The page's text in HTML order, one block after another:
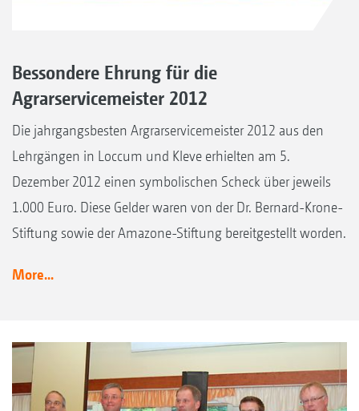
Bessondere Ehrung für die
Agrarservicemeister 2012
Die jahrgangsbesten Argrarservicemeister 2012 aus den
Lehrgängen in Loccum und Kleve erhielten am 5.
Dezember 2012 einen symbolischen Scheck über jeweils
1.000 Euro. Diese Gelder waren von der Dr. Bernard-Krone-
Stiftung sowie der Amazone-Stiftung bereitgestellt worden.
More...